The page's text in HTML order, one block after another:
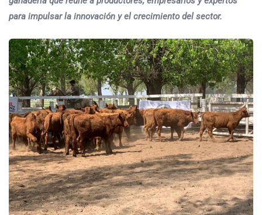
para impulsar la innovación y el crecimiento del sector.